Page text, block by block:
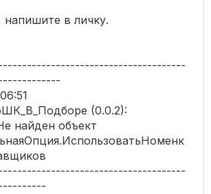
в личку.
(0.0.2):
найден объект